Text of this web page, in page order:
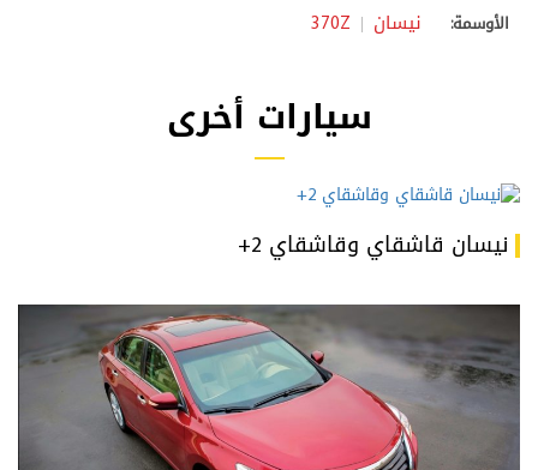
الأوسمة: نيسان 370Z
سيارات أخرى
نيسان قاشقاي وقاشقاي 2+